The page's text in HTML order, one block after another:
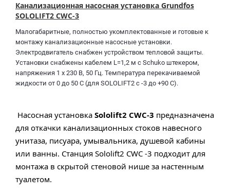
Канализационная насосная установка Grundfos
SOLOLIFT2 CWC-3
Малогабаритные, полностью укомплектованные и готовые к
монтажу канализационные насосные установки.
Электродвигатель снабжен устройством тепловой защиты.
Установки снабжены кабелем L=1,2 м с Schuko штекером,
напряжения 1 х 230 В, 50 Гц. Температура перекачиваемой
жидкости от 0 до 50 С (для SOLOLIFT2 с -3 до +90 С).
Насосная установка Sololift2 СWC-3 предназначена
для откачки канализационных стоков навесного
унитаза, писуара, умывальника, душевой кабины
или ванны. Станция Sololift2 СWC -3 подходит для
монтажа в скрытой стеновой нише за настенным
туалетом.